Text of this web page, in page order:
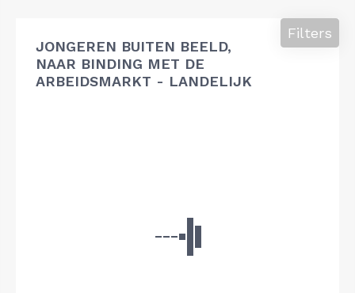
JONGEREN BUITEN BEELD,
NAAR BINDING MET DE
ARBEIDSMARKT - LANDELIJK
Filters